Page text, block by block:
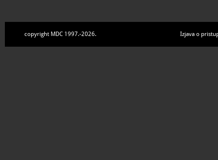
copyright MDC 1997.-2026. Izjava o